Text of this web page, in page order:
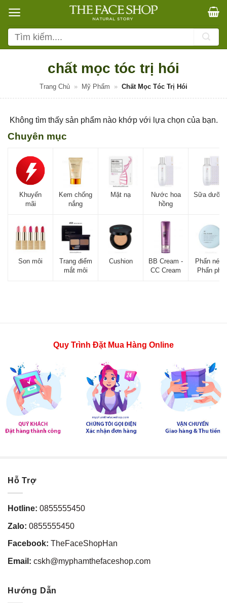
qua
nội
dung
Tìm
kiếm:
chất mọc tóc trị hói
Trang Chủ » Mỹ Phẩm » Chất Mọc Tóc Trị Hói
Không tìm thấy sản phẩm nào khớp với lựa chọn của bạn.
Chuyên mục
Khuyến
mãi
Kem chống
nắng
Mặt nạ
Nước hoa
hồng
Sữa
Son môi
Trang điểm
mắt môi
Cushion
BB Cream -
CC Cream
Phấn nén -
Phấn phủ
Quy Trình Đặt Mua Hàng Online
Hỗ Trợ
Hotline: 0855555450
Zalo: 0855555450
Facebook: TheFaceShopHan
Email: cskh@myphamthefaceshop.com
Hướng Dẫn